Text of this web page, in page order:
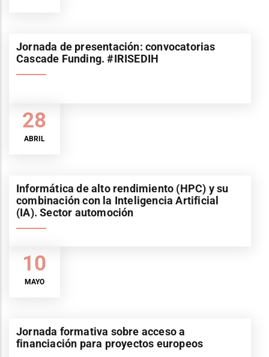
28
ABRIL
Jornada de presentación: convocatorias
Cascade Funding. #IRISEDIH
10
MAYO
Informática de alto rendimiento (HPC) y su
combinación con la Inteligencia Artificial
(IA). Sector automoción
Jornada formativa sobre acceso a
financiación para proyectos europeos